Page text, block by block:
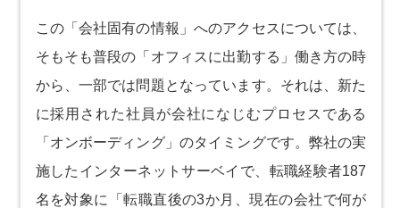
この「会社固有の情報」へのアクセスについては、
そもそも普段の「オフィスに出勤する」働き方の時
から、一部では問題となっています。それは、新た
に採用された社員が会社になじむプロセスである
「オンボーディング」のタイミングです。弊社の実
施したインターネットサーベイで、転職経験者187
名を対象に「転職直後の3か月、現在の会社で何が